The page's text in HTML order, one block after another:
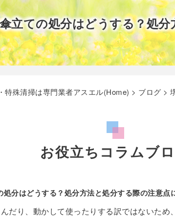
立ての処分はどうする？処
特殊清掃は専門業者アスエル(Home) > ブログ >
お役立ちコラムブ
処分はどうする？処分方法と処分する際の注意点
だり、動かして使ったりする訳ではないため